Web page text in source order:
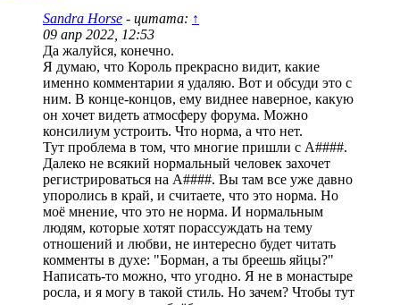
Sandra Horse - цитата: ↑
09 апр 2022, 12:53
Да жалуйся, конечно.
Я думаю, что Король прекрасно видит, какие
именно комментарии я удаляю. Вот и обсуди это с
ним. В конце-концов, ему виднее наверное, какую
он хочет видеть атмосферу форума. Можно
консилиум устроить. Что норма, а что нет.
Тут проблема в том, что многие пришли с А####.
Далеко не всякий нормальный человек захочет
регистрироваться на А####. Вы там все уже давно
упоролись в край, и считаете, что это норма. Но
моё мнение, что это не норма. И нормальным
людям, которые хотят порассуждать на тему
отношений и любви, не интересно будет читать
комменты в духе: "Борман, а ты бреешь яйцы?"
Написать-то можно, что угодно. Я не в монастыре
росла, и я могу в такой стиль. Но зачем? Чтобы тут